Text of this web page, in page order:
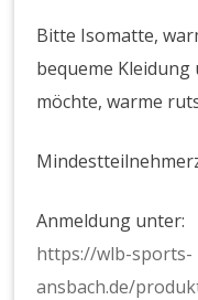
Bitte Isomatte,
bequeme
möchte, warme
Anmeldung unter:
https://wlb-sports-
ansbach.de/